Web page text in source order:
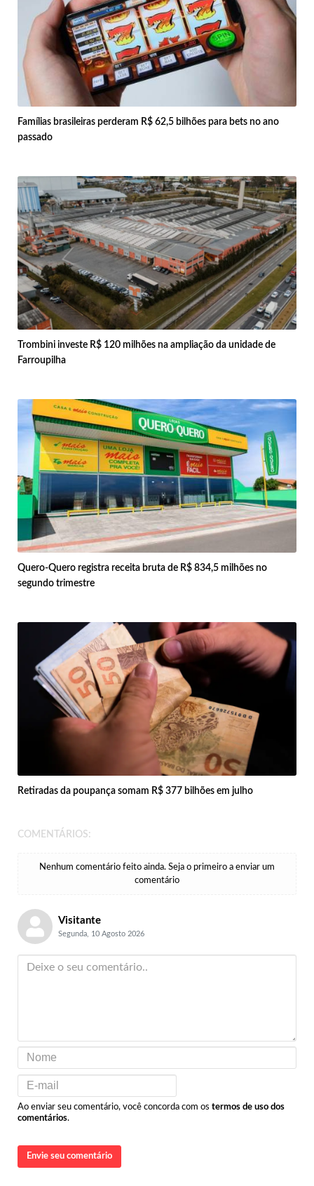
Famílias brasileiras perderam R$ 62,5 bilhões para bets no ano
passado
Trombini investe R$ 120 milhões na ampliação da unidade de
Farroupilha
Quero-Quero registra receita bruta de R$ 834,5 milhões no
segundo trimestre
Retiradas da poupança somam R$ 377 bilhões em julho
COMENTÁRIOS:
Nenhum comentário feito ainda. Seja o primeiro a enviar um
comentário
Visitante
Segunda, 10 Agosto 2026
Ao enviar seu comentário, você concorda com os termos de uso dos
comentários.
Envie seu comentário